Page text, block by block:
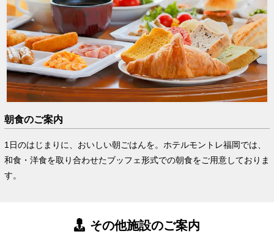
朝食のご案内
1日のはじまりに、おいしい朝ごはんを。ホテルモントレ福岡では、
和食・洋食を取り合わせたブッフェ形式での朝食をご用意しておりま
す。
その他施設のご案内